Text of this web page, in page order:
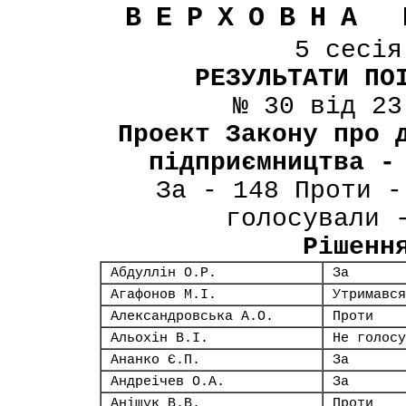
ВЕРХОВНА
5
РЕЗУЛЬТАТИ
№ 30 від
Проект Закону про
підприємництва
За - 148 Проти
Абдуллін О.Р.
За
Агафонов М.І.
Утримався
Александровська А.О.
Проти
Альохін В.І.
Не
Ананко Є.П.
За
Андреічев О.А.
За